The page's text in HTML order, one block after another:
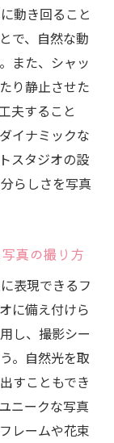
動き回ること
で、自然な動
また、シャッ
り静止させた
夫すること
イナミックな
スタジオの設
らしさを写真
真の撮り方
表現できるフ
に備え付けら
し、撮影シー
。自然光を取
すこともでき
ニークな写真
レームや花束